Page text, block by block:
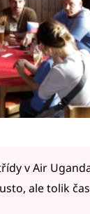
v Air
ale tolik